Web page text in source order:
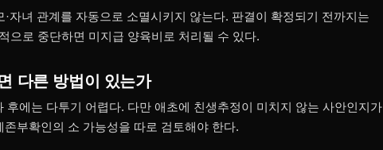
자녀 관계를 자동으로 소멸시키지 않는다. 판결이 확정되기 전까지는
으로 중단하면 미지급 양육비로 처리될 수 있다.
다른 방법이 있는가
에는 다투기 어렵다. 다만 애초에 친생추정이 미치지 않는 사안인지가
부확인의 소 가능성을 따로 검토해야 한다.